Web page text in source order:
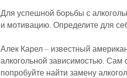
Для успешной борьбы с
и мотивацию. Определите для
Алек Карел – известный
алкогольной зависимостью. Сам
попробуйте найти замену